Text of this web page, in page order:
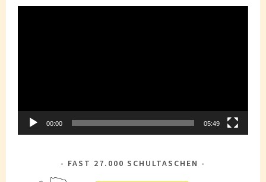
00:00 05:49
FAST 27.000 SCHULTASCHEN